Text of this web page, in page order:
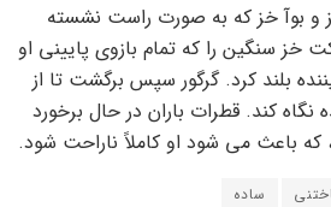
و بوآ خز که به صورت راست نشسته
خز سنگین را که تمام بازوی پایینی او
بلند کرد. گرگور سپس برگشت تا از
کند. قطرات باران در حال برخورد
باعث می شود او کاملاً ناراحت شود.
ساده